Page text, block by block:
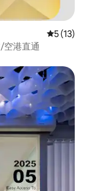
レビュー
5 (13)
空港直通